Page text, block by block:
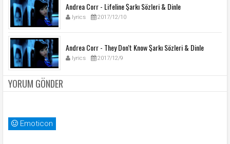
Andrea Corr - Lifeline Şarkı Sözleri & Dinle
lyrics 2017/12/10
Andrea Corr - They Don't Know Şarkı Sözleri & Dinle
lyrics 2017/12/9
YORUM GÖNDER
Emoticon